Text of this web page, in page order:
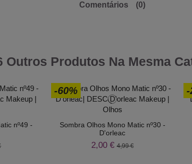
Comentários
(0)
Outros Produtos Na Mesma
nº49 -
-60%
Sombra Olhos Mono Matic nº30 -
D'orleac
2,00 €4,99 €
-